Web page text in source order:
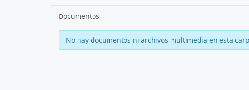
Documentos
No hay documentos ni archivos multimedia en esta